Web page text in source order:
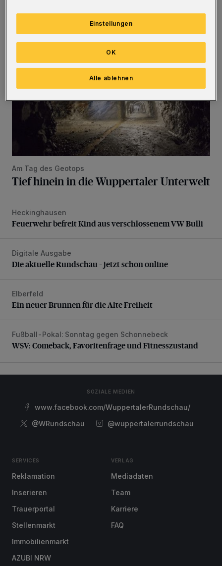
Am Tag des Geotops
Tief hinein in die Wuppertaler Unterwelt
Feuerwehr befreit Kind aus verschlossenem VW Bulli
Heckinghausen
Feuerwehr befreit Kind aus verschlossenem VW Bulli
Die aktuelle Rundschau – jetzt schon online
Digitale Ausgabe
Die aktuelle Rundschau – jetzt schon online
Ein neuer Brunnen für die Alte Freiheit
Elberfeld
Ein neuer Brunnen für die Alte Freiheit
WSV: Comeback, Favoritenfrage und Fitnesszustand
Fußball-Pokal: Sonntag gegen Schonnebeck
WSV: Comeback, Favoritenfrage und Fitnesszustand
SOZIALE MEDIEN
www.facebook.com/WuppertalerRundschau/
@WRundschau
@wuppertalerrundschau
SERVICES
Reklamation
Inserieren
Trauerportal
Stellenmarkt
Immobilienmarkt
AZUBI NRW
VERLAG
Mediadaten
Team
Karriere
FAQ
Einstellungen
Alle ablehnen
OK